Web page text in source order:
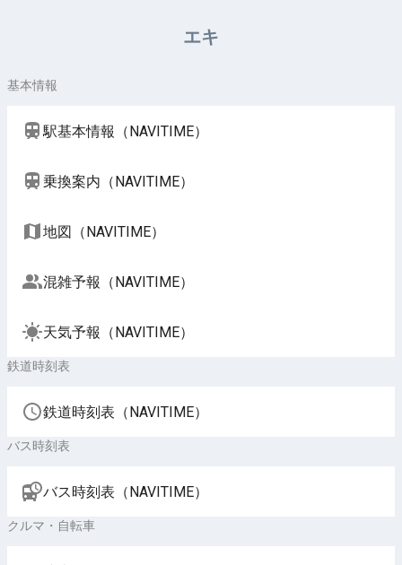
エキ
基本情報
駅基本情報（NAVITIME）
乗換案内（NAVITIME）
地図（NAVITIME）
混雑予報（NAVITIME）
天気予報（NAVITIME）
鉄道時刻表
鉄道時刻表（NAVITIME）
バス時刻表
バス時刻表（NAVITIME）
クルマ・自転車